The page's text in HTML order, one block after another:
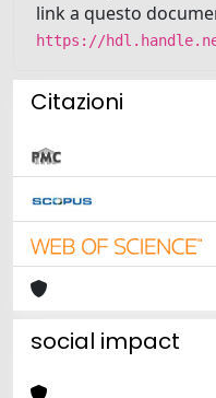
link a questo
https://
Citazioni
social impact